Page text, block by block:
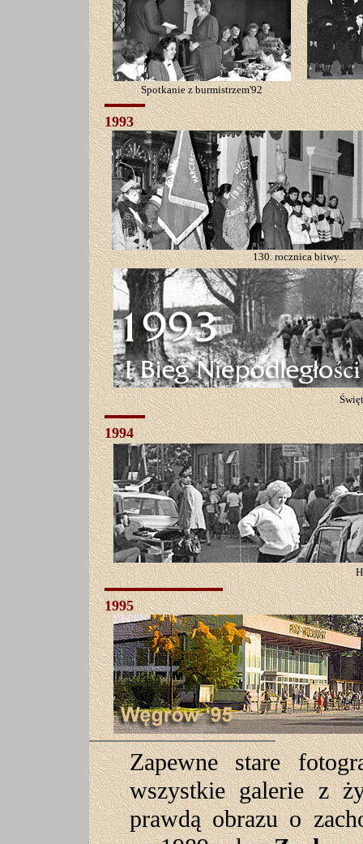
Spotkanie z burmistrzem'92
1993
130. rocznica bitwy...
1994
1995
Zapewne stare
wszystkie galerie z
prawdą obrazu o